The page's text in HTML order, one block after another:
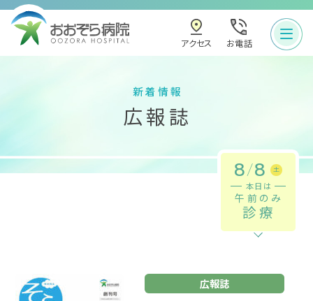
アクセス お電話
新着情報
広報誌
8/8 土
本日は
午前のみ
診療
広報誌